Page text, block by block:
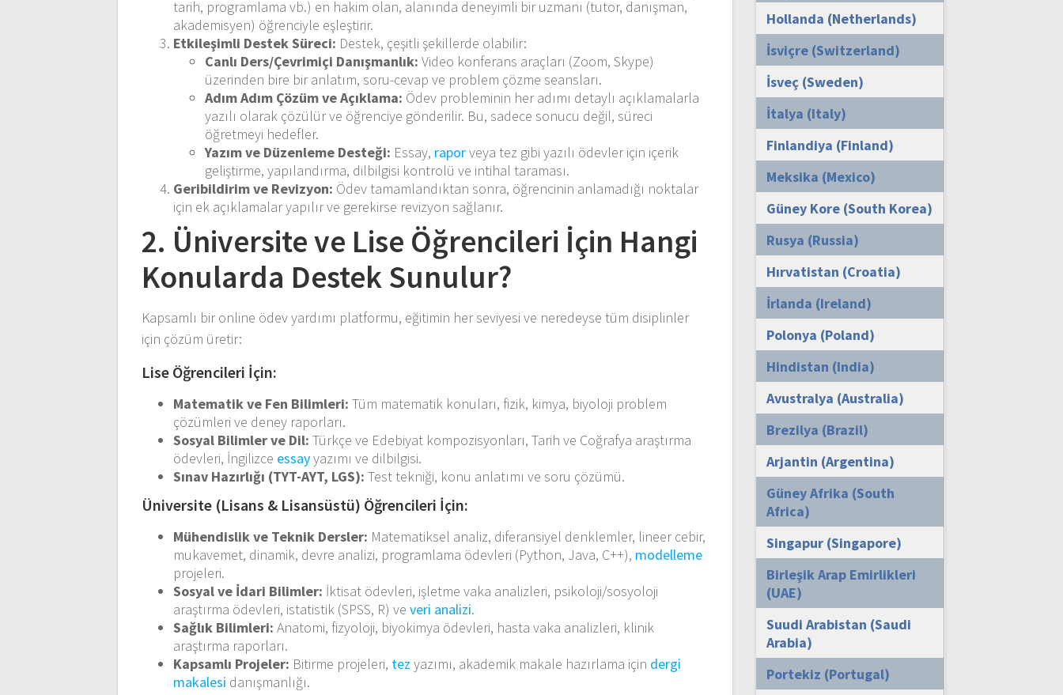
tarih, programlama vb.) en hakim olan, alanında deneyimli bir uzmanı (tutor, danışman,
akademisyen) öğrenciyle eşleştirir.
Etkileşimli Destek Süreci: Destek, çeşitli şekillerde olabilir:
Canlı Ders/Çevrimiçi Danışmanlık: Video konferans araçları (Zoom, Skype)
üzerinden bire bir anlatım, soru-cevap ve problem çözme seansları.
Adım Adım Çözüm ve Açıklama: Ödev probleminin her adımı detaylı açıklamalarla
yazılı olarak çözülür ve öğrenciye gönderilir. Bu, sadece sonucu değil, süreci
öğretmeyi hedefler.
Yazım ve Düzenleme Desteği: Essay, raporveya tez gibi yazılı ödevler için içerik
geliştirme, yapılandırma, dilbilgisi kontrolü ve intihal taraması.
Geribildirim ve Revizyon: Ödev tamamlandıktan sonra, öğrencinin anlamadığı noktalar
için ek açıklamalar yapılır ve gerekirse revizyon sağlanır.
2. Üniversite ve Lise Öğrencileri İçin Hangi
Konularda Destek Sunulur?
Kapsamlı bir online ödev yardımı platformu, eğitimin her seviyesi ve neredeyse tüm disiplinler
için çözüm üretir:
Lise Öğrencileri İçin:
Matematik ve Fen Bilimleri: Tüm matematik konuları, fizik, kimya, biyoloji problem
çözümleri ve deney raporları.
Sosyal Bilimler ve Dil: Türkçe ve Edebiyat kompozisyonları, Tarih ve Coğrafya araştırma
ödevleri, İngilizce essayyazımı ve dilbilgisi.
Sınav Hazırlığı (TYT-AYT, LGS): Test tekniği, konu anlatımı ve soru çözümü.
Üniversite (Lisans & Lisansüstü) Öğrencileri İçin:
Mühendislik ve Teknik Dersler: Matematiksel analiz, diferansiyel denklemler, lineer cebir,
mukavemet, dinamik, devre analizi, programlama ödevleri (Python, Java, C++), modelleme
projeleri.
Sosyal ve İdari Bilimler: İktisat ödevleri, işletme vaka analizleri, psikoloji/sosyoloji
araştırma ödevleri, istatistik (SPSS, R) veveri analizi.
Sağlık Bilimleri: Anatomi, fizyoloji, biyokimya ödevleri, hasta vaka analizleri, klinik
araştırma raporları.
Kapsamlı Projeler: Bitirme projeleri, tez yazımı, akademik makale hazırlama için dergi
makalesi danışmanlığı.
Hollanda (Netherlands)
İsviçre (Switzerland)
İsveç (Sweden)
İtalya (Italy)
Finlandiya (Finland)
Meksika (Mexico)
Güney Kore (South Korea)
Rusya (Russia)
Hırvatistan (Croatia)
İrlanda (Ireland)
Polonya (Poland)
Hindistan (India)
Avustralya (Australia)
Brezilya (Brazil)
Arjantin (Argentina)
Güney Afrika (South
Africa)
Singapur (Singapore)
Birleşik Arap Emirlikleri
(UAE)
Suudi Arabistan (Saudi
Arabia)
Portekiz (Portugal)